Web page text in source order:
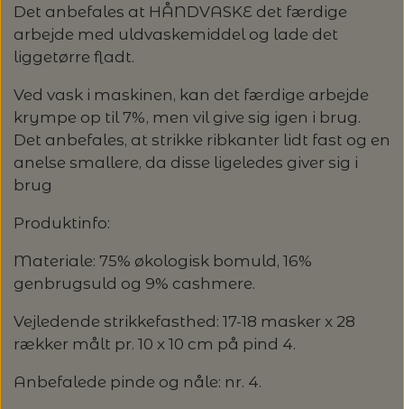
LANG YARNS: SPAR 20% - DESIRE
LANG YARNS: CASHMERE CLASSIC - SPAR
30%
RAUMA: PETUNIA PIMA BOMULDSGARN
- SPAR 20%
PACUALI: SAYAMA - SPAR 15%
PASCUALI: NEPAL - SPAR 20%
PASCULI: SUAVE - SPAR 20%
POMP STITCH - BRODERI - SPAR 30-35%
ITO GARN
KAREN KLARBÆK
KATIA CONCEPT
KIT COUTURE - GARN
LANG YARNS
MONDIAL
PASCUALI
ISTEX
JOJO KNITWEAR - GARNKITS
LENE HOLME SAMSØE - LEKNIT
MY FAVOURITE THINGS KNITWEAR
TØRKLÆDER/SJALER/PONCHOER
ADDI-CRASY-TRIO
HJELHOLTS ULDVASK
GARNVINDER / KRYDSNØGLEAPPARAT
GARNVINSLER
MASKESTOPPERE
MASKEWIRES
MÅLEBÅND / PINDEMÅLERE
SAKSE
STRIKKENÅLE, SYNÅLE OG PUNCHNÅLE
SYTRÅD
GLERUPS BØRN OG BABY
GLERUPS FILTSÅLER
TASKER - MUUD LIVING
TILBEHØR - MUUD LIVING
OMNIOUTIL - JAPANSKE SPANDE -
Det anbefales at HÅNDVASKE det færdige
arbejde med uldvaskemiddel og lade det
liggetørre fladt.
Ved vask i maskinen, kan det færdige arbejde
krympe op til 7%, men vil give sig igen i brug.
Det anbefales, at strikke ribkanter lidt fast og en
anelse smallere, da disse ligeledes giver sig i
brug
Produktinfo:
Materiale: 75% økologisk bomuld, 16%
genbrugsuld og 9% cashmere.
Vejledende strikkefasthed: 17-18 masker x 28
rækker målt pr. 10 x 10 cm på pind 4.
Anbefalede pinde og nåle: nr. 4.